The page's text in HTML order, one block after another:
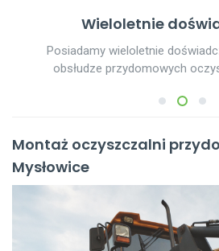
Wieloletnie
Posiadamy wieloletnie
obsłudze przydomowych
1 2 3
Montaż oczyszczalni
Mysłowice